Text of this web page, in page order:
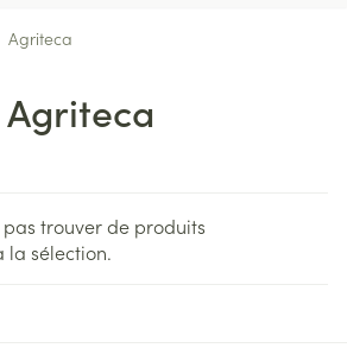
Agriteca
Agriteca
pas trouver de produits
la sélection.